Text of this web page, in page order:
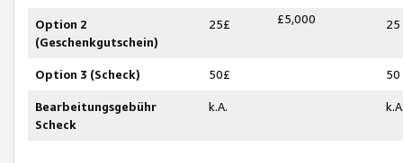
Option 2
(Geschenkgutschein)
25£ £5,000 25
Option 3 (Scheck) 50£ 50
Bearbeitungsgebühr
Scheck
k.A.